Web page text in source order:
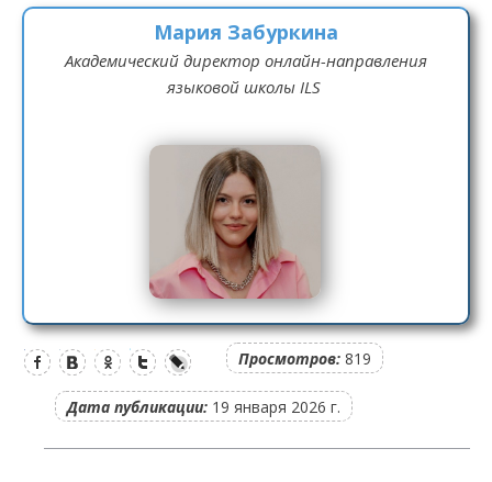
Мария Забуркина
Академический директор онлайн-направления
языковой школы ILS
Просмотров: 819
Дата публикации: 19 января 2026 г.